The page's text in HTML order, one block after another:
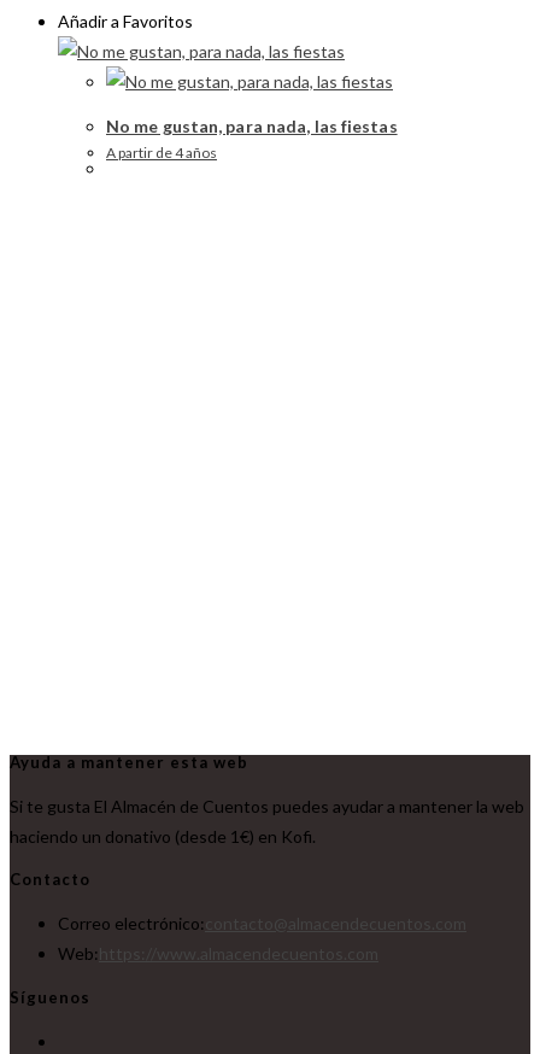
Añadir a Favoritos
No me gustan, para nada, las fiestas
A partir de 4 años
Ayuda a mantener esta web
Si te gusta El Almacén de Cuentos puedes ayudar a mantener la web
haciendo un donativo (desde 1€) en Kofi.
Contacto
Correo electrónico:
Web:
Síguenos